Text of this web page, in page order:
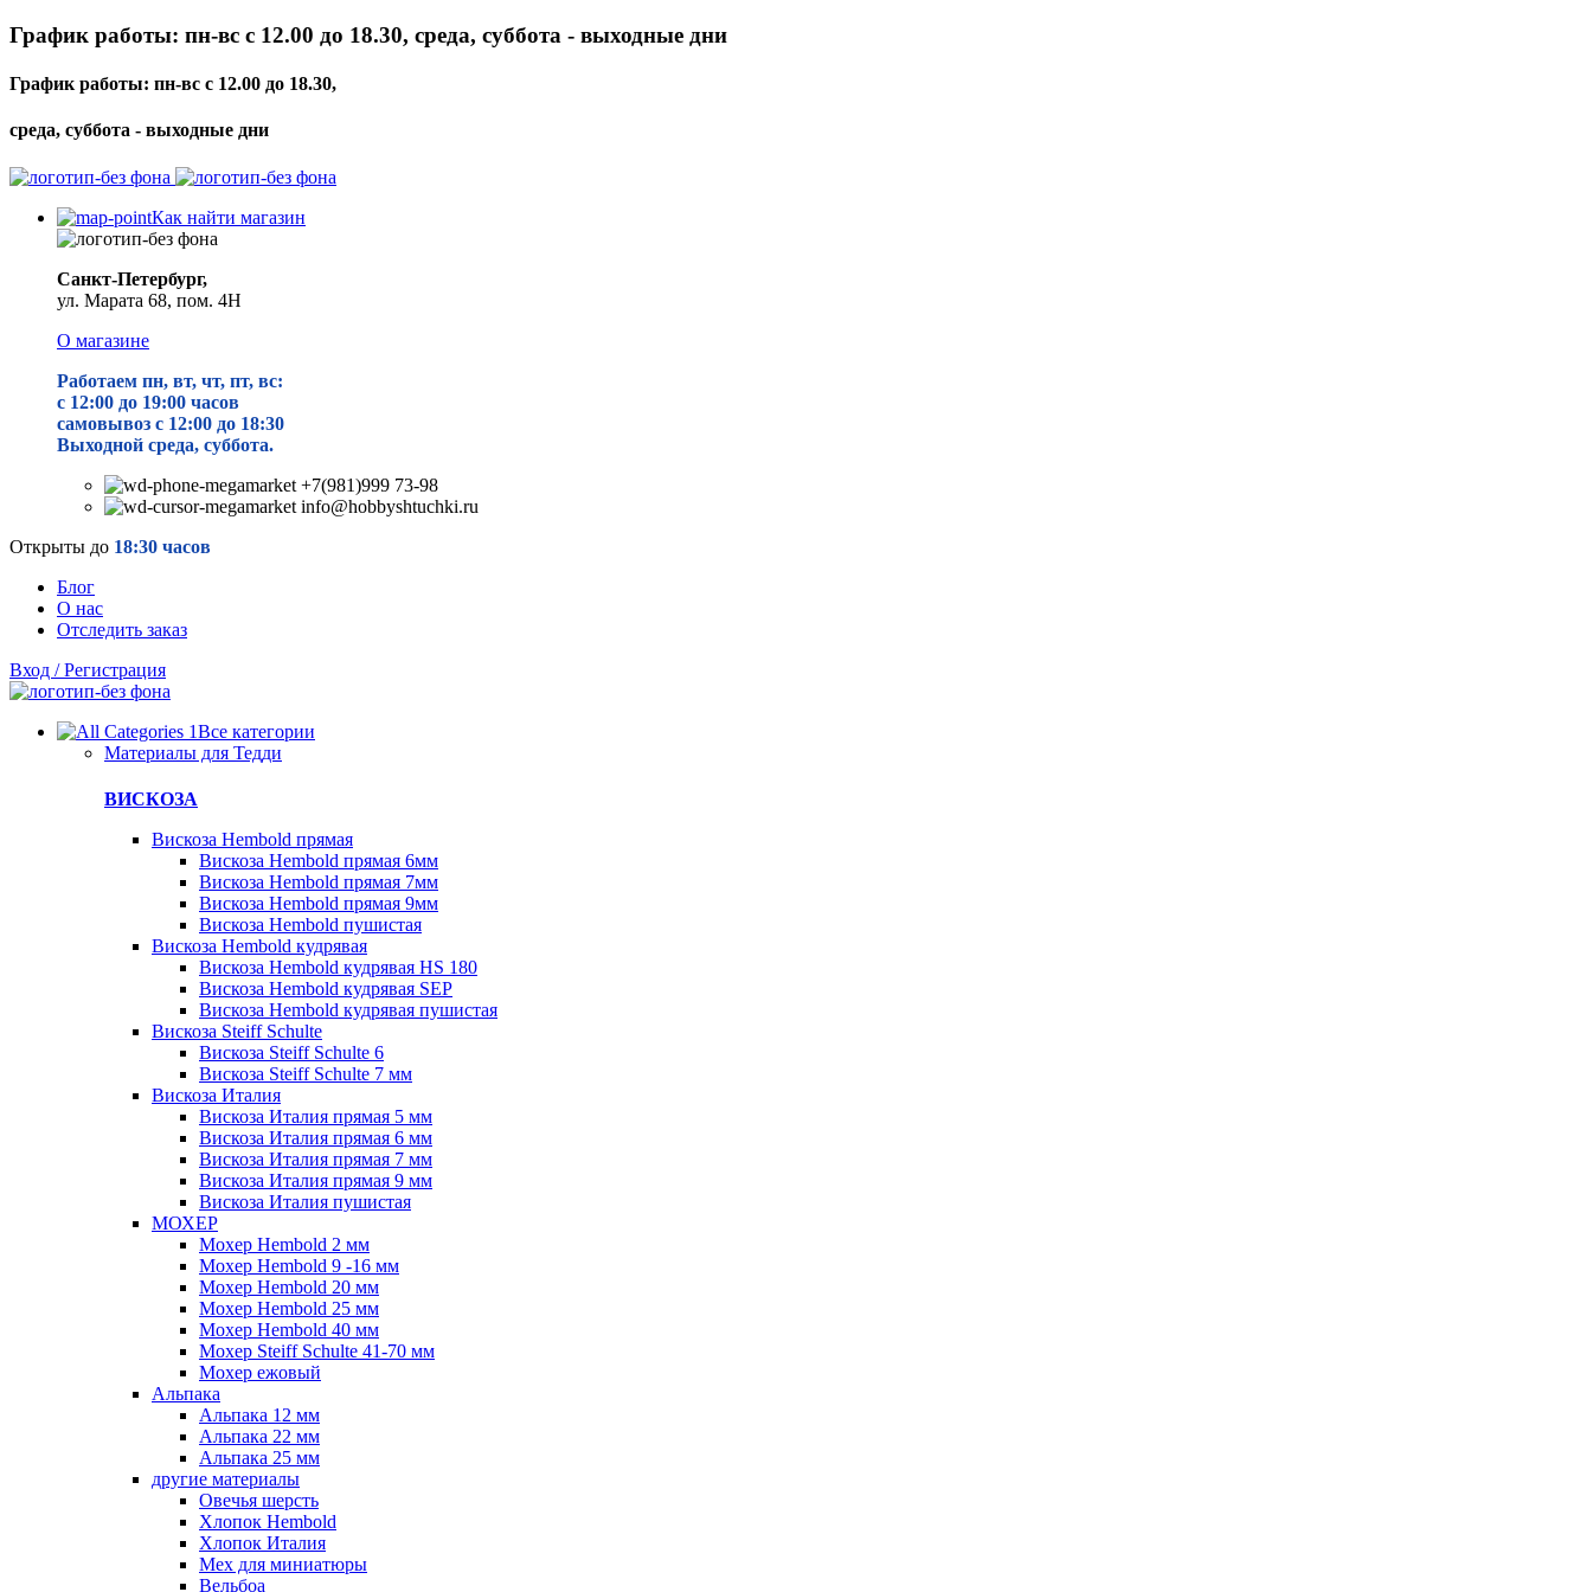
График работы: пн-вс с 12.00 до 18.30, среда, суббота - выходные дни
График работы: пн-вс с 12.00 до 18.30,
среда, суббота - выходные дни
Как найти магазин
Санкт-Петербург,
ул. Марата 68, пом. 4Н
О магазине
Работаем пн, вт, чт, пт, вс:
с 12:00 до 19:00 часов
самовывоз с 12:00 до 18:30
Выходной среда, суббота.
+7(981)999 73-98
info@hobbyshtuchki.ru
Открыты до 18:30 часов
Блог
О нас
Отследить заказ
Вход / Регистрация
Все категории
Материалы для Тедди
ВИСКОЗА
Вискоза Hembold прямая
Вискоза Hembold прямая 6мм
Вискоза Hembold прямая 7мм
Вискоза Hembold прямая 9мм
Вискоза Hembold пушистая
Вискоза Hembold кудрявая
Вискоза Hembold кудрявая HS 180
Вискоза Hembold кудрявая SEP
Вискоза Hembold кудрявая пушистая
Вискоза Steiff Schulte
Вискоза Steiff Schulte 6
Вискоза Steiff Schulte 7 мм
Вискоза Италия
Вискоза Италия прямая 5 мм
Вискоза Италия прямая 6 мм
Вискоза Италия прямая 7 мм
Вискоза Италия прямая 9 мм
Вискоза Италия пушистая
МОХЕР
Мохер Hembold 2 мм
Мохер Hembold 9 -16 мм
Мохер Hembold 20 мм
Мохер Hembold 25 мм
Мохер Hembold 40 мм
Мохер Steiff Schulte 41-70 мм
Мохер ежовый
Альпака
Альпака 12 мм
Альпака 22 мм
Альпака 25 мм
другие материалы
Овечья шерсть
Хлопок Hembold
Хлопок Италия
Мех для миниатюры
Вельбоа